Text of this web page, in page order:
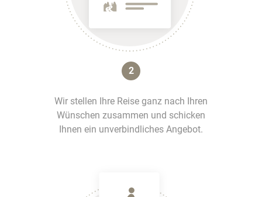
2
Wir stellen Ihre Reise ganz nach Ihren
Wünschen zusammen und schicken
Ihnen ein unverbindliches Angebot.